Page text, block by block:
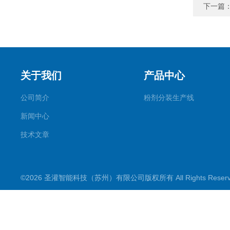
下一篇
关于我们
公司简介
新闻中心
技术文章
产品中心
粉剂分装生产线
©2026 圣灌智能科技（苏州）有限公司版权所有 All Rights